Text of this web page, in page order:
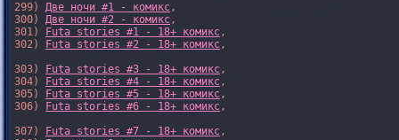
299) Две ночи #1 - комикс,
300) Две ночи #2 - комикс,
301)
Futa stories #1 - 18+ комикс,
302)
Futa stories #2 - 18+ комикс,
303)
Futa stories #3 - 18+ комикс,
304)
Futa stories #4 - 18+ комикс,
305)
Futa stories #5 - 18+ комикс,
306)
Futa stories #6 - 18+ комикс,
307)
Futa stories #7 - 18+ комикс,